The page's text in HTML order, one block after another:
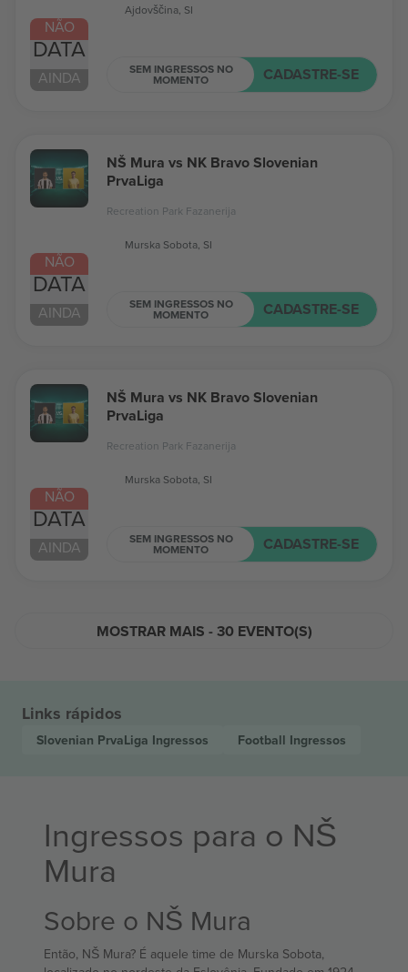
NÃO
DATA
AINDA
Ajdovščina, SI
SEM INGRESSOS NO
MOMENTO CADASTRE-SE
NÃO
DATA
AINDA
NŠ Mura vs NK Bravo Slovenian
PrvaLiga
Recreation Park Fazanerija
Murska Sobota, SI
SEM INGRESSOS NO
MOMENTO CADASTRE-SE
NÃO
DATA
AINDA
NŠ Mura vs NK Bravo Slovenian
PrvaLiga
Recreation Park Fazanerija
Murska Sobota, SI
SEM INGRESSOS NO
MOMENTO CADASTRE-SE
MOSTRAR MAIS - 30 EVENTO(S)
Links rápidos
Slovenian PrvaLiga Ingressos Football Ingressos
Ingressos para o NŠ
Mura
Sobre o NŠ Mura
Então, NŠ Mura? É aquele time de Murska Sobota,